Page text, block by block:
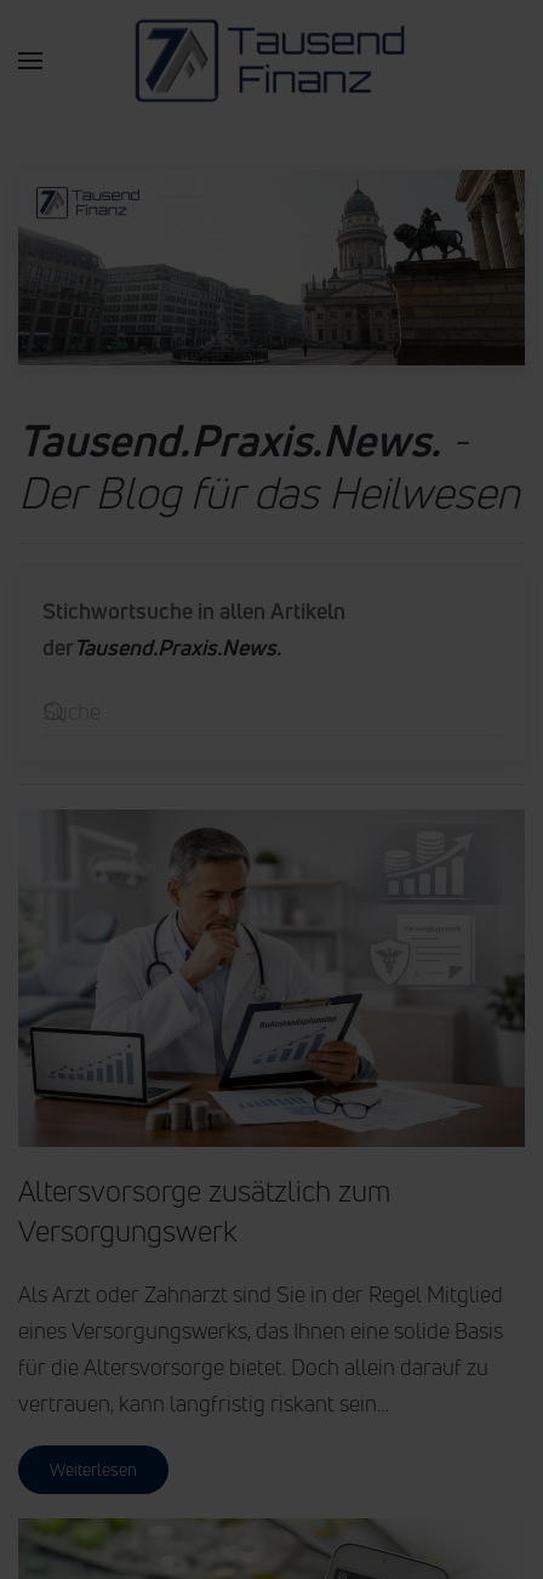
Zum Hauptinhalt springen
Tausend.Praxis.News. -
Der Blog für das Heilwesen
Stichwortsuche in allen Artikeln
derTausend.Praxis.News.
Altersvorsorge zusätzlich zum
Versorgungswerk
Als Arzt oder Zahnarzt sind Sie in der Regel Mitglied
eines Versorgungswerks, das Ihnen eine solide Basis
für die Altersvorsorge bietet. Doch allein darauf zu
vertrauen, kann langfristig riskant sein…
Weiterlesen